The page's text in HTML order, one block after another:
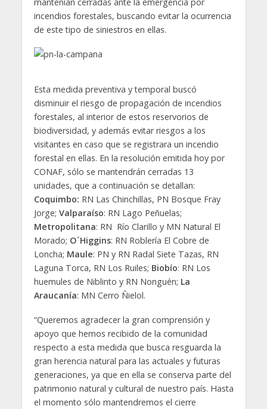
incendios forestales, buscando evitar la ocurrencia
de este tipo de siniestros en ellas.
Esta medida preventiva y temporal buscó
disminuir el riesgo de propagación de incendios
forestales, al interior de estos reservorios de
biodiversidad, y además evitar riesgos a los
visitantes en caso que se registrara un incendio
forestal en ellas. En la resolución emitida hoy por
CONAF, sólo se mantendrán cerradas 13
unidades, que a continuación se detallan:
Coquimbo: RN Las Chinchillas, PN Bosque Fray
Jorge; Valparaíso: RN Lago Peñuelas;
Metropolitana: RN Río Clarillo y MN Natural El
Morado; O´Higgins: RN Roblería El Cobre de
Loncha; Maule: PN y RN Radal Siete Tazas, RN
Laguna Torca, RN Los Ruiles; Biobío: RN Los
huemules de Niblinto y RN Nonguén; La
Araucanía: MN Cerro Ñielol.
“Queremos agradecer la gran comprensión y
apoyo que hemos recibido de la comunidad
respecto a esta medida que busca resguarda la
gran herencia natural para las actuales y futuras
generaciones, ya que en ella se conserva parte del
patrimonio natural y cultural de nuestro país. Hasta
el momento sólo mantendremos el cierre